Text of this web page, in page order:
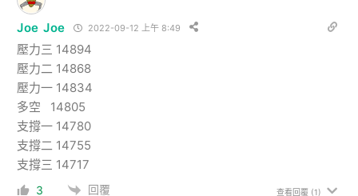
Joe Joe 2022-09-12 上午 8:49
壓力三 14894
壓力二 14868
壓力一 14834
多空 14805
支撐一 14780
支撐二 14755
支撐三 14717
3 回覆 查看回覆 (1)